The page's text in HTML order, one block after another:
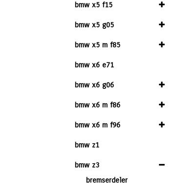
bmw x5 f15
bmw x5 g05
bmw x5 m f85
bmw x6 e71
bmw x6 g06
bmw x6 m f86
bmw x6 m f96
bmw z1
bmw z3
bremserdeler